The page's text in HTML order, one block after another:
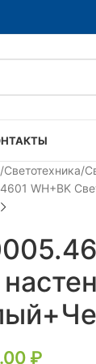
Светотехника
WH+BK
₽